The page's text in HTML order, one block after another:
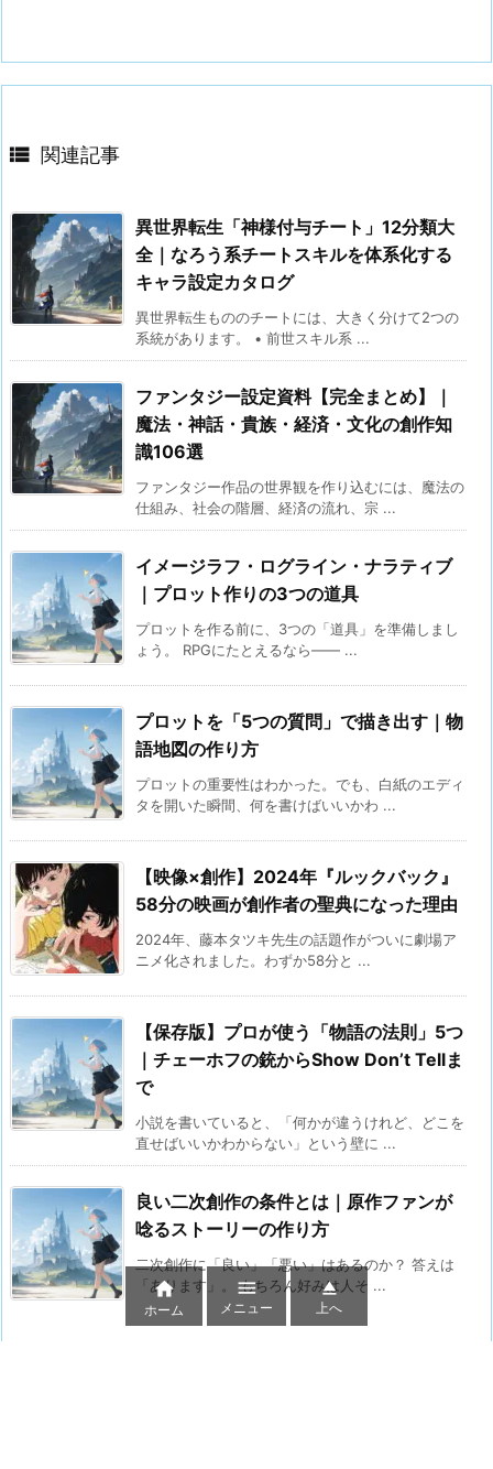
 関連記事
異世界転生「神様付与チート」12分類大
全｜なろう系チートスキルを体系化する
キャラ設定カタログ
異世界転生もののチートには、大きく分けて2つの
系統があります。 • 前世スキル系 ...
ファンタジー設定資料【完全まとめ】｜
魔法・神話・貴族・経済・文化の創作知
識106選
ファンタジー作品の世界観を作り込むには、魔法の
仕組み、社会の階層、経済の流れ、宗 ...
イメージラフ・ログライン・ナラティブ
｜プロット作りの3つの道具
プロットを作る前に、3つの「道具」を準備しまし
ょう。 RPGにたとえるなら—— ...
プロットを「5つの質問」で描き出す｜物
語地図の作り方
プロットの重要性はわかった。でも、白紙のエディ
タを開いた瞬間、何を書けばいいかわ ...
【映像×創作】2024年『ルックバック』
58分の映画が創作者の聖典になった理由
2024年、藤本タツキ先生の話題作がついに劇場ア
ニメ化されました。わずか58分と ...
【保存版】プロが使う「物語の法則」5つ
｜チェーホフの銃からShow Don’t Tellま
で
小説を書いていると、「何かが違うけれど、どこを
直せばいいかわからない」という壁に ...
良い二次創作の条件とは｜原作ファンが
唸るストーリーの作り方
二次創作に「良い」「悪い」はあるのか？ 答えは
「あります」。 もちろん好みは人そ ...

ホーム

メニュー

上へ